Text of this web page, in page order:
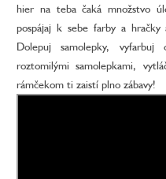
hier na teba čaká množstvo
pospájaj k sebe farby a hračky
Dolepuj samolepky,
roztomilými samolepkami,
rámčekom ti zaistí plno zábavy!